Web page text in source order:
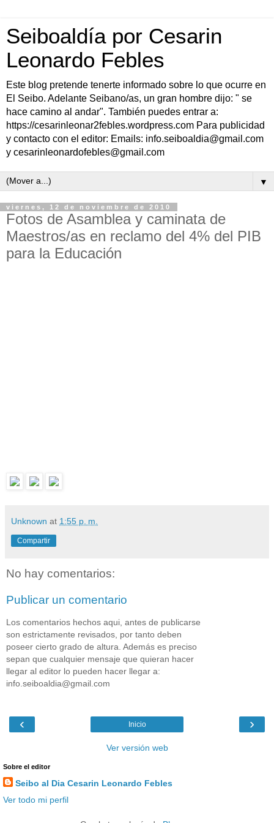
Seiboaldía por Cesarin
Leonardo Febles
Este blog pretende tenerte informado sobre lo que ocurre en
El Seibo. Adelante Seibano/as, un gran hombre dijo: " se
hace camino al andar". También puedes entrar a:
https://cesarinleonar2febles.wordpress.com Para publicidad
y contacto con el editor: Emails: info.seiboaldia@gmail.com
y cesarinleonardofebles@gmail.com
▼
viernes, 12 de noviembre de 2010
Fotos de Asamblea y caminata de
Maestros/as en reclamo del 4% del PIB
para la Educación
Unknown at 1:55 p. m.
Compartir
No hay comentarios:
Publicar un comentario
Los comentarios hechos aqui, antes de publicarse
son estrictamente revisados, por tanto deben
poseer cierto grado de altura. Además es preciso
sepan que cualquier mensaje que quieran hacer
llegar al editor lo pueden hacer llegar a:
info.seiboaldia@gmail.com
‹ ›
Inicio
Ver versión web
Sobre el editor
Seibo al Dia Cesarin Leonardo Febles
Ver todo mi perfil